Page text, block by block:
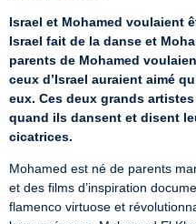
Israel et Mohamed voulaient
Israel fait de la danse et
parents de Mohamed
ceux d’Israel auraient aimé
eux. Ces deux grands
quand ils dansent et disent
cicatrices.
Mohamed est né de parents
et des films d’inspiration
flamenco virtuose et